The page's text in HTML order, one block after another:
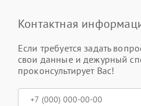
Контактная
Если требуется задать
свои данные и дежурный
проконсультирует Вас!